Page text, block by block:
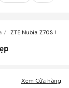
ZTE Nubia Z70S
Xem Cửa hàng